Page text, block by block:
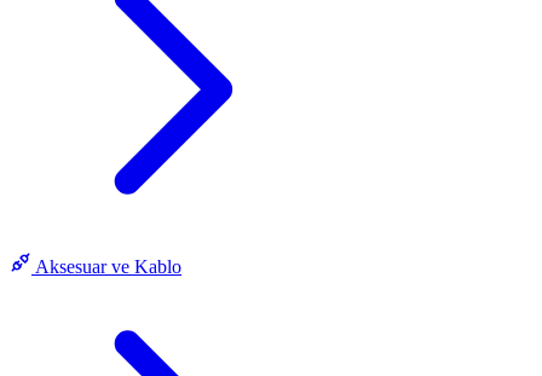
Aksesuar ve Kablo